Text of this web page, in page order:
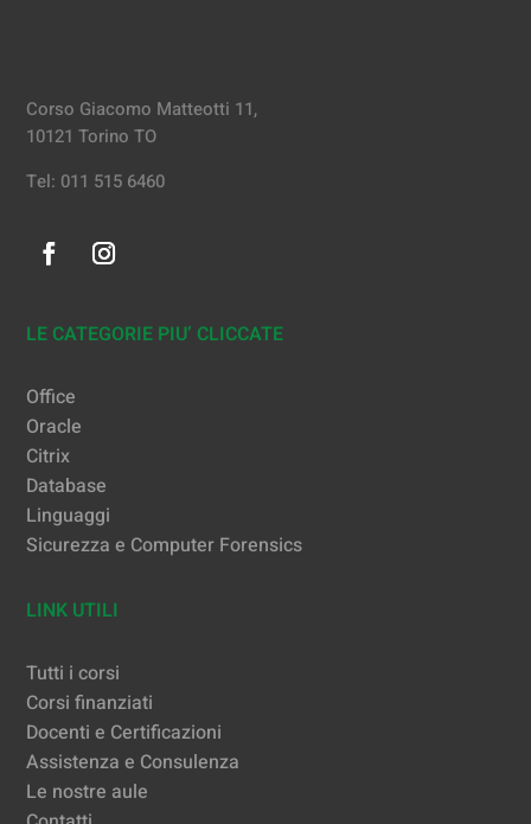
Corso Giacomo Matteotti 11,
10121 Torino TO
Tel: 011 515 6460
LE CATEGORIE PIU’ CLICCATE
Office
Oracle
Citrix
Database
Linguaggi
Sicurezza e Computer Forensics
LINK UTILI
Tutti i corsi
Corsi finanziati
Docenti e Certificazioni
Assistenza e Consulenza
Le nostre aule